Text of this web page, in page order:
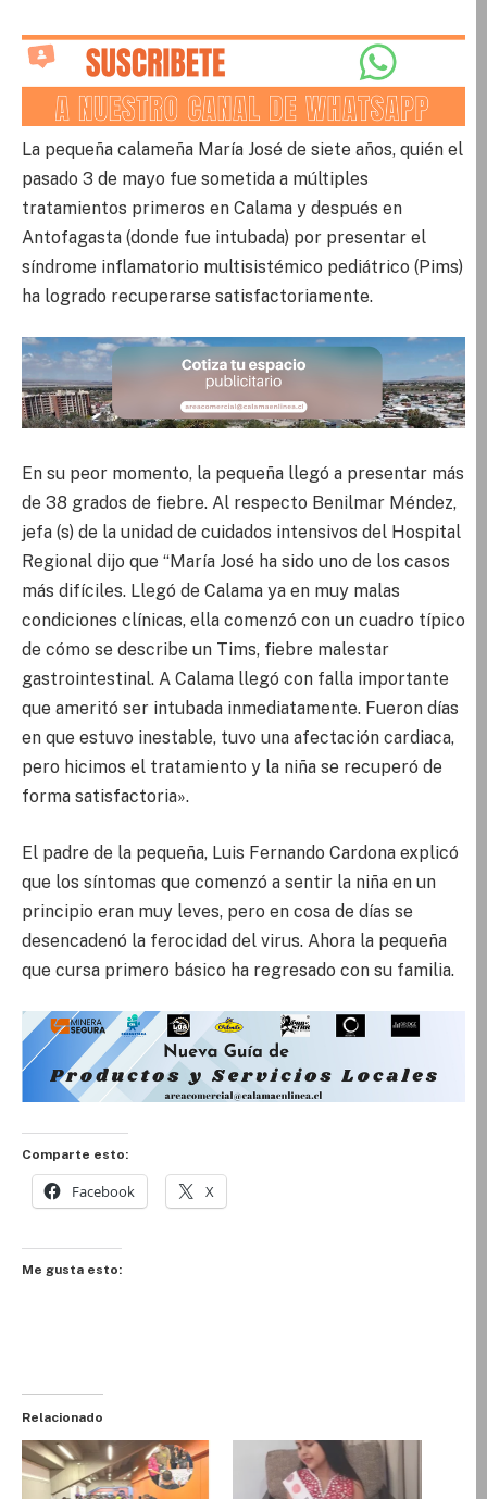
La pequeña calameña María José de siete años, quién el
pasado 3 de mayo fue sometida a múltiples
tratamientos primeros en Calama y después en
Antofagasta (donde fue intubada) por presentar el
síndrome inflamatorio multisistémico pediátrico (Pims)
ha logrado recuperarse satisfactoriamente.
En su peor momento, la pequeña llegó a presentar más
de 38 grados de fiebre. Al respecto Benilmar Méndez,
jefa (s) de la unidad de cuidados intensivos del Hospital
Regional dijo que “María José ha sido uno de los casos
más difíciles. Llegó de Calama ya en muy malas
condiciones clínicas, ella comenzó con un cuadro típico
de cómo se describe un Tims, fiebre malestar
gastrointestinal. A Calama llegó con falla importante
que ameritó ser intubada inmediatamente. Fueron días
en que estuvo inestable, tuvo una afectación cardiaca,
pero hicimos el tratamiento y la niña se recuperó de
forma satisfactoria».
El padre de la pequeña, Luis Fernando Cardona explicó
que los síntomas que comenzó a sentir la niña en un
principio eran muy leves, pero en cosa de días se
desencadenó la ferocidad del virus. Ahora la pequeña
que cursa primero básico ha regresado con su familia.
Comparte esto:
Facebook X
Me gusta esto:
Relacionado